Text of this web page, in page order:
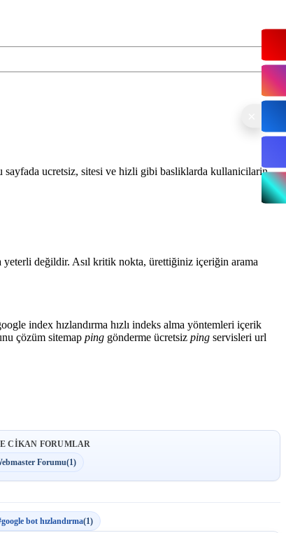
ucretsiz, sitesi ve hizli gibi basliklarda kullanicilarin
değildir. Asıl kritik nokta, ürettiğiniz içeriğin arama
index hızlandırma hızlı indeks alma yöntemleri içerik
çözüm sitemap ping gönderme ücretsiz ping servisleri url
CIKAN FORUMLAR
Forumu(1)
bot hızlandırma(1)